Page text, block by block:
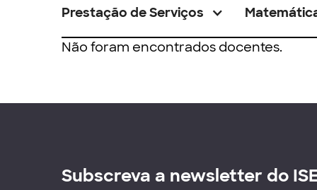
Prestação de Serviços
Não foram encontrados docentes.
Subscreva a newsletter do